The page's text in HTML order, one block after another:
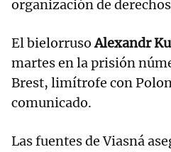
organización de
El bielorrusoAlexandr
martes en la prisión
Brest, limítrofe con
comunicado.
Las fuentes de Viasná